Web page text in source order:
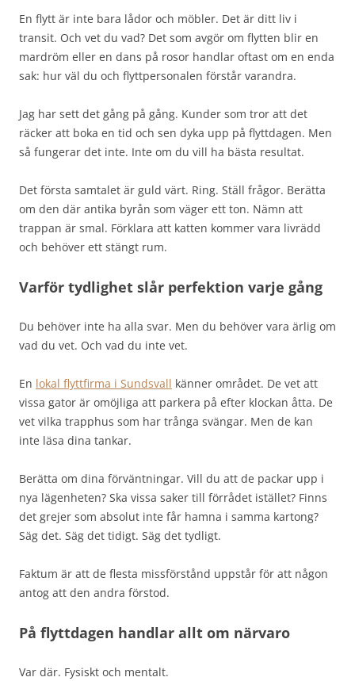
En flytt är inte bara lådor och möbler. Det är ditt liv i
transit. Och vet du vad? Det som avgör om flytten blir en
mardröm eller en dans på rosor handlar oftast om en enda
sak: hur väl du och flyttpersonalen förstår varandra.
Jag har sett det gång på gång. Kunder som tror att det
räcker att boka en tid och sen dyka upp på flyttdagen. Men
så fungerar det inte. Inte om du vill ha bästa resultat.
Det första samtalet är guld värt. Ring. Ställ frågor. Berätta
om den där antika byrån som väger ett ton. Nämn att
trappan är smal. Förklara att katten kommer vara livrädd
och behöver ett stängt rum.
Varför tydlighet slår perfektion varje gång
Du behöver inte ha alla svar. Men du behöver vara ärlig om
vad du vet. Och vad du inte vet.
En lokal flyttfirma i Sundsvall känner området. De vet att
vissa gator är omöjliga att parkera på efter klockan åtta. De
vet vilka trapphus som har trånga svängar. Men de kan
inte läsa dina tankar.
Berätta om dina förväntningar. Vill du att de packar upp i
nya lägenheten? Ska vissa saker till förrådet istället? Finns
det grejer som absolut inte får hamna i samma kartong?
Säg det. Säg det tidigt. Säg det tydligt.
Faktum är att de flesta missförstånd uppstår för att någon
antog att den andra förstod.
På flyttdagen handlar allt om närvaro
Var där. Fysiskt och mentalt.